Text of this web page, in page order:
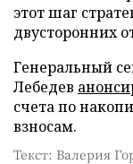
этот шаг
двусторонних
Генеральный
Лебедев
счета по
взносам.
Текст: Валерия